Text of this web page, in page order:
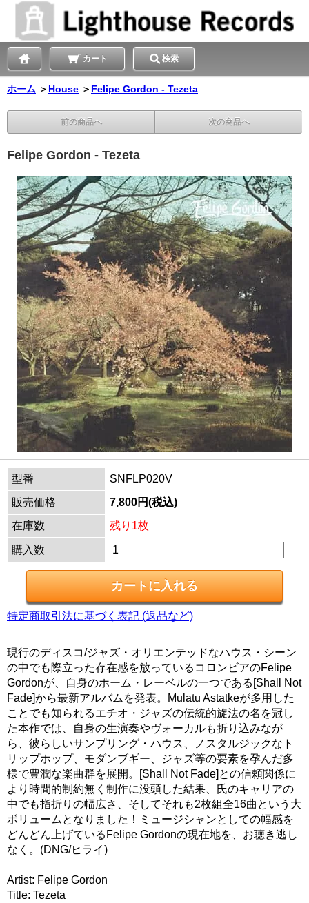
カート 検索
ホーム ＞ House ＞ Felipe Gordon - Tezeta
前の商品へ 次の商品へ
Felipe Gordon - Tezeta
型番
SNFLP020V
販売価格
7,800円(税込)
在庫数
残り1枚
購入数
特定商取引法に基づく表記 (返品など)
現行のディスコ/ジャズ・オリエンテッドなハウス・シーン
の中でも際立った存在感を放っているコロンビアのFelipe
Gordonが、自身のホーム・レーベルの一つである[Shall Not
Fade]から最新アルバムを発表。Mulatu Astatkeが多用した
ことでも知られるエチオ・ジャズの伝統的旋法の名を冠し
た本作では、自身の生演奏やヴォーカルも折り込みなが
ら、彼らしいサンプリング・ハウス、ノスタルジックなト
リップホップ、モダンブギー、ジャズ等の要素を孕んだ多
様で豊潤な楽曲群を展開。[Shall Not Fade]との信頼関係に
より時間的制約無く制作に没頭した結果、氏のキャリアの
中でも指折りの幅広さ、そしてそれも2枚組全16曲という大
ボリュームとなりました！ミュージシャンとしての幅感を
どんどん上げているFelipe Gordonの現在地を、お聴き逃し
なく。(DNG/ヒライ)
Artist: Felipe Gordon
Title: Tezeta